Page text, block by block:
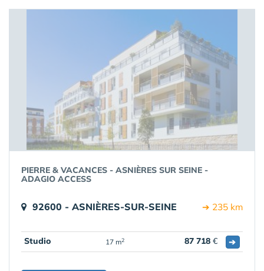
PIERRE & VACANCES - ASNIÈRES SUR SEINE -
ADAGIO ACCESS
92600 - ASNIÈRES-SUR-SEINE ➔ 235 km
Studio 17 m2 87 718 € ➔